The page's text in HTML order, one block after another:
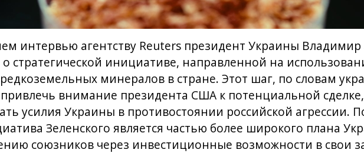
интервью агентству Reuters президент Украины Владимир
стратегической инициативе, направленной на
минералов в стране. Этот шаг, по словам
внимание президента США к потенциальной
усилия Украины в противостоянии российской агрессии.
Зеленского является частью более широкого плана
союзников через инвестиционные возможности в свои